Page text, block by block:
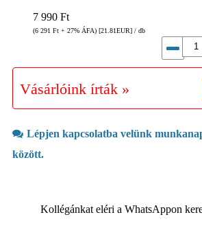
7 990 Ft
(6 291 Ft + 27% ÁFA) [21.81EUR] / db
Vásárlóink írták »
Lépjen kapcsolatba velünk
között.
Kollégánkat eléri a WhatsAppon